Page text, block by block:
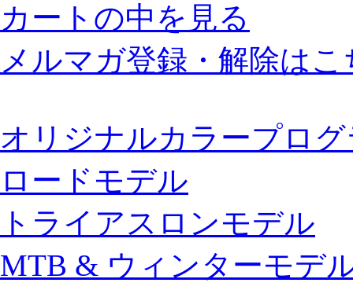
カートの中を見る
メルマガ登録・解除はこ
オリジナルカラープロ
ロードモデル
トライアスロンモデル
MTB & ウィンターモデ